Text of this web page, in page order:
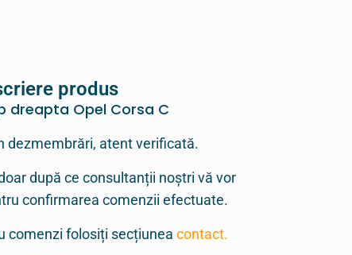
produs
dreapta Opel Corsa C
dezmembrări, atent verificată.
după ce consultanții noștri vă vor
confirmarea comenzii efectuate.
comenzi folosiți secțiunea contact.